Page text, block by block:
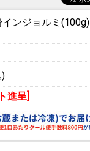
ンジョルミ(100g)
進呈]